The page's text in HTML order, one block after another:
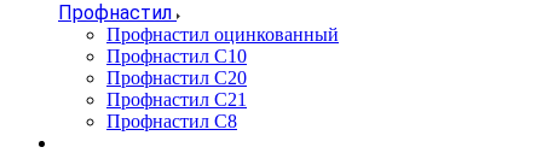
Профнастил
Профнастил оцинкованный
Профнастил С10
Профнастил С20
Профнастил С21
Профнастил С8